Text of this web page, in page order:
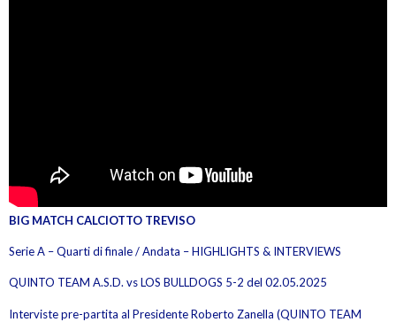
BIG MATCH CALCIOTTO TREVISO
Serie A – Quarti di finale / Andata – HIGHLIGHTS & INTERVIEWS
QUINTO TEAM A.S.D. vs LOS BULLDOGS 5-2 del 02.05.2025
Interviste pre-partita al Presidente Roberto Zanella (QUINTO TEAM